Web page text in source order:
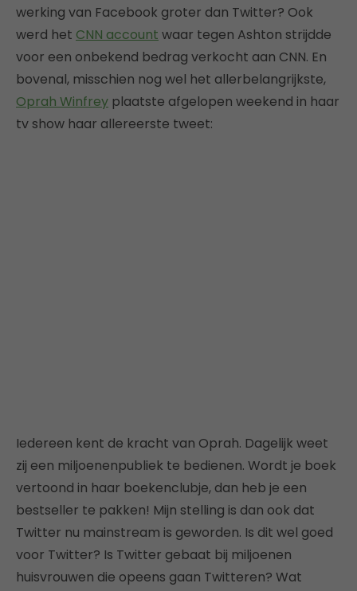
werking van Facebook groter dan Twitter? Ook
werd het CNN account waar tegen Ashton strijdde
voor een onbekend bedrag verkocht aan CNN. En
bovenal, misschien nog wel het allerbelangrijkste,
Oprah Winfrey plaatste afgelopen weekend in haar
tv show haar allereerste tweet:
Iedereen kent de kracht van Oprah. Dagelijk weet
zij een miljoenenpubliek te bedienen. Wordt je boek
vertoond in haar boekenclubje, dan heb je een
bestseller te pakken! Mijn stelling is dan ook dat
Twitter nu mainstream is geworden. Is dit wel goed
voor Twitter? Is Twitter gebaat bij miljoenen
huisvrouwen die opeens gaan Twitteren? Wat